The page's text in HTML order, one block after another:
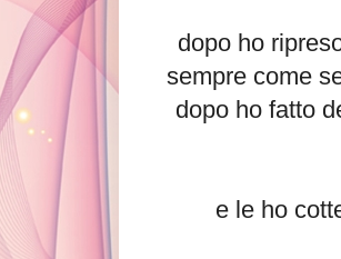
dopo ho
sempre come
dopo ho fatto
e le ho